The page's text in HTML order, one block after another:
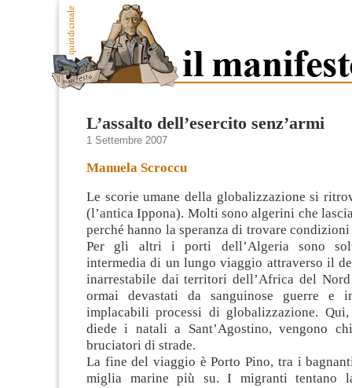
L’assalto dell’esercito senz’armi
1 Settembre 2007
Manuela Scroccu
Le scorie umane della globalizzazione si
(l’antica Ippona). Molti sono algerini che
perché hanno la speranza di trovare
Per gli altri i porti dell’Algeria sono
intermedia di un lungo viaggio attraverso il
inarrestabile dai territori dell’Africa del Nord
ormai devastati da sanguinose guerre e
implacabili processi di globalizzazione.
diede i natali a Sant’Agostino, vengono
bruciatori di strade.
La fine del viaggio è Porto Pino, tra i
miglia marine più su. I migranti tentano